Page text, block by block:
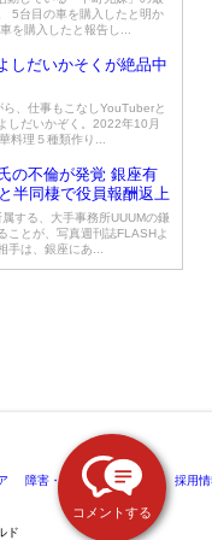
コメントする
5台目の車を購入したと明か
を購入したと報告し...
しだいかそくが絶品中
、仕事もこなしYouTuberと
しだいかぞく。2022年10月
料理５種類作り...
の不倫が発覚 銀座有
半同棲で役員報酬返上
する、大手事務所UUUMの鎌
ことが、写真週刊誌FLASHよ
手は、銀座にあ...
障害・メンテナンス情報 採用情
ド